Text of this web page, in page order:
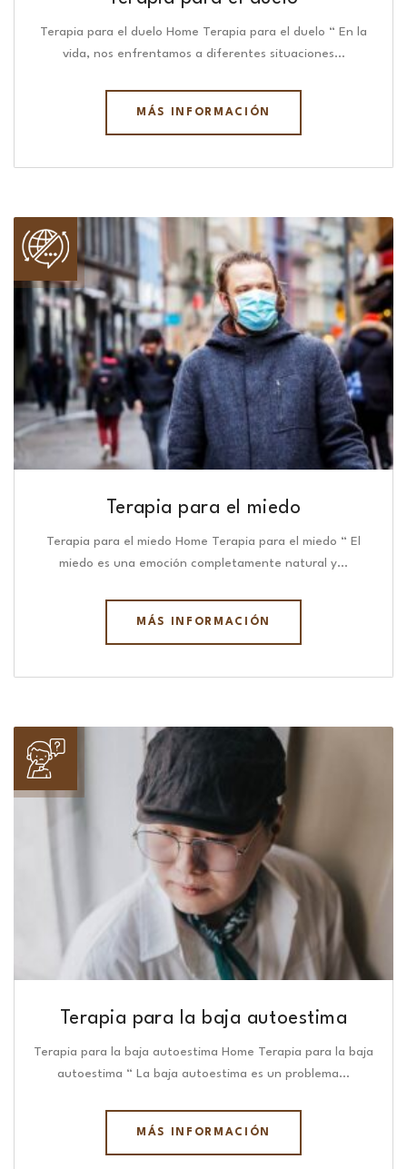
Terapia para el duelo Home Terapia para el duelo “ En la
vida, nos enfrentamos a diferentes situaciones…
MÁS INFORMACIÓN
Terapia para el miedo
Terapia para el miedo Home Terapia para el miedo “ El
miedo es una emoción completamente natural y…
MÁS INFORMACIÓN
Terapia para la baja autoestima
Terapia para la baja autoestima Home Terapia para la baja
autoestima “ La baja autoestima es un problema…
MÁS INFORMACIÓN